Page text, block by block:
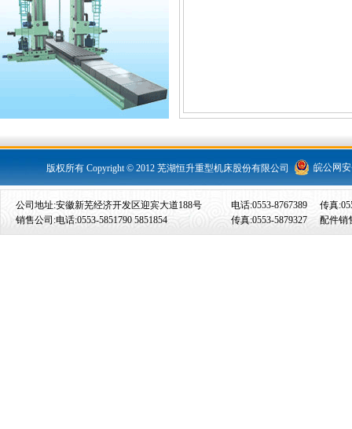
版权所有 Copyright © 2012 芜湖恒升重型机床股份有限公司 皖公网安
公司地址:安徽新芜经济开发区迎宾大道188号 电话:0553-8767389
传真
销售公司:电话:0553-5851790 5851854
传真:0553-5879327 配件销